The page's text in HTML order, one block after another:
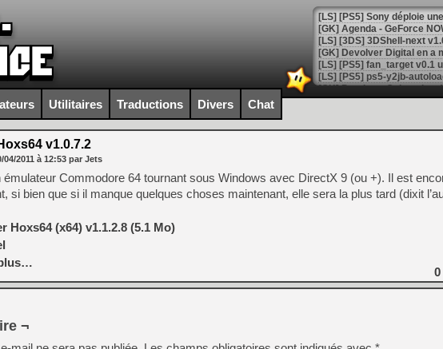
[GK] Agenda - GeForce
[GK] Devolver Digital en a
[LS] [PS5] ps5-y2jb-
[GK] Pourquoi Marvel
[GK] Test : Restory : Chill
[GK] GTA 6 : Rockstar
[GK] Hot Wheels Infinite
[GK] Mémoire cash -
[GK] Résultats Nintendo :
[GK] Déjà des
[Mo5] Brickboy cherche à
[GK] Minecraft et ses «
[GK] Beast of
[GK] Ubisoft : fin de partie
[GK] Mémoire cash -
[GK] Dan Houser (GTA)
[GK] Comment EA Sports
[GK] Crimson Moon : un
[GK] Isle of Reveries : le
[GK] Moonlighter 2 : The
[GK] Capcom relance
Utilitaires Traductions Divers Chat
v1.0.7.2
04/2011 à 12:53 par Jets
émulateur Commodore 64 tournant sous Windows avec DirectX 9 (ou +). Il est
si bien que si il manque quelques choses maintenant, elle sera la plus tard (dixit
Hoxs64 (x64) v1.1.2.8 (5.1 Mo)
0
¬